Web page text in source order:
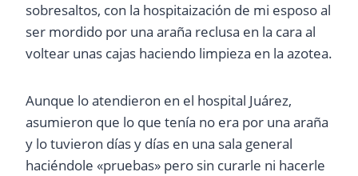
sobresaltos, con la hospitaización de mi esposo al
ser mordido por una araña reclusa en la cara al
voltear unas cajas haciendo limpieza en la azotea.
Aunque lo atendieron en el hospital Juárez,
asumieron que lo que tenía no era por una araña
y lo tuvieron días y días en una sala general
haciéndole «pruebas» pero sin curarle ni hacerle